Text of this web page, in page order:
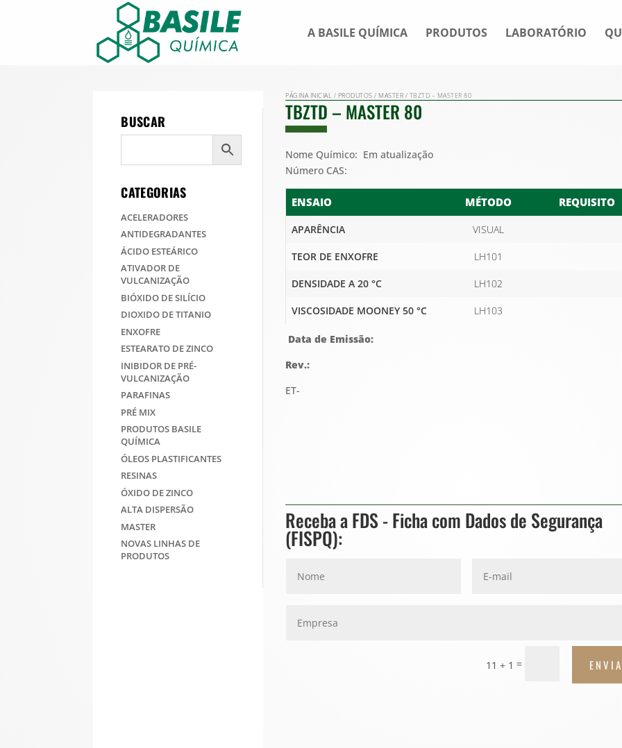
A BASILE QUÍMICA PRODUTOS LABORATÓRIO
BUSCAR
CATEGORIAS
ACELERADORES
ANTIDEGRADANTES
ÁCIDO ESTEÁRICO
ATIVADOR DE
VULCANIZAÇÃO
BIÓXIDO DE SILÍCIO
DIOXIDO DE TITANIO
ENXOFRE
ESTEARATO DE ZINCO
INIBIDOR DE PRÉ-
VULCANIZAÇÃO
PARAFINAS
PRÉ MIX
PRODUTOS BASILE
QUÍMICA
ÓLEOS PLASTIFICANTES
RESINAS
ÓXIDO DE ZINCO
ALTA DISPERSÃO
MASTER
NOVAS LINHAS DE
PRODUTOS
PÁGINA INICIAL / PRODUTOS / MASTER / TBZTD – MASTER 80
TBZTD – MASTER 80
Nome Químico: Em atualização
Número CAS:
ENSAIO MÉTODO REQUISITO
APARÊNCIA VISUAL
TEOR DE ENXOFRE LH101
DENSIDADE A 20 °C LH102
VISCOSIDADE MOONEY 50 °C LH103
Data de Emissão:
Rev.:
ET-
Receba a FDS - Ficha com Dados de Segurança
(FISPQ):
11 + 1 =